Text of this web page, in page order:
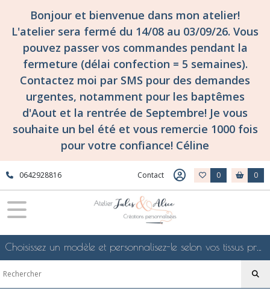
Bonjour et bienvenue dans mon atelier!
L'atelier sera fermé du 14/08 au 03/09/26. Vous
pouvez passer vos commandes pendant la
fermeture (délai confection = 5 semaines).
Contactez moi par SMS pour des demandes
urgentes, notamment pour les baptêmes
d'Aout et la rentrée de Septembre! Je vous
souhaite un bel été et vous remercie 1000 fois
pour votre confiance! Céline
0642928816 Contact 0 0
Choisissez un modèle et personnalisez-le selon vos tissus préférés de mes collections en ligne, je le confectionnerai selon vos souhaits